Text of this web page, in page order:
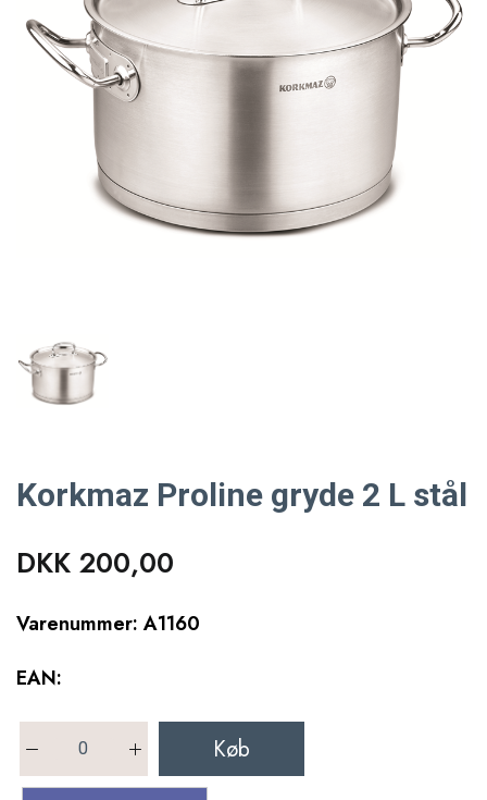
Korkmaz Proline gryde 2 L stål
DKK 200,00
Varenummer: A1160
EAN:
Køb